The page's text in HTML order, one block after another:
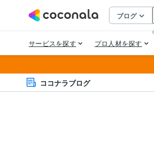
ココナラブログ